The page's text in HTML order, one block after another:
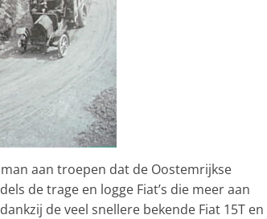
aan troepen dat de Oostemrijkse
de trage en logge Fiat’s die meer aan
de veel snellere bekende Fiat 15T en